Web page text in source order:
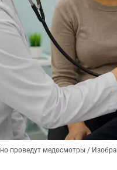
проведут медосмотры /